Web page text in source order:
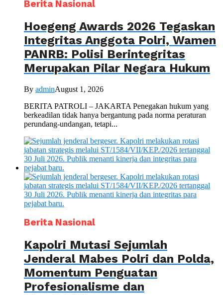
Berita Nasional
Hoegeng Awards 2026 Tegaskan
Integritas Anggota Polri, Wamen
PANRB: Polisi Berintegritas
Merupakan Pilar Negara Hukum
By adminAugust 1, 2026
BERITA PATROLI – JAKARTA Penegakan hukum yang
berkeadilan tidak hanya bergantung pada norma peraturan
perundang-undangan, tetapi...
Berita Nasional
Kapolri Mutasi Sejumlah
Jenderal Mabes Polri dan Polda,
Momentum Penguatan
Profesionalisme dan